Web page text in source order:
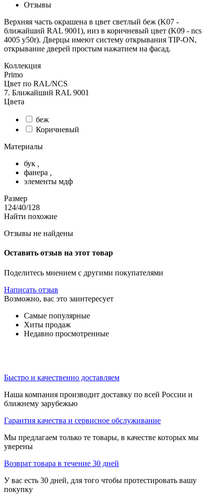
Отзывы
Верхняя часть окрашена в цвет светлый беж (K07 -
ближайший RAL 9001), низ в коричневый цвет (K09 - ncs
4005 y50r). Дверцы имеют систему открывания TIP-ON,
открывание дверей простым нажатием на фасад.
Коллекция
Primo
Цвет по RAL/NCS
7. Ближайший RAL 9001
Цвета
беж
Коричневый
Материалы
бук
фанера
элементы мдф
Размер
124/40/128
Найти похожие
Отзывы не найдены
Оставить отзыв на этот товар
Поделитесь мнением с другими покупателями
Написать отзыв
Возможно, вас это заинтересует
Самые популярные
Хиты продаж
Недавно просмотренные
Быстро и качественно доставляем
Наша компания производит доставку по всей России и
ближнему зарубежью
Гарантия качества и сервисное обслуживание
Мы предлагаем только те товары, в качестве которых мы
уверены
Возврат товара в течение 30 дней
У вас есть 30 дней, для того чтобы протестировать вашу
покупку